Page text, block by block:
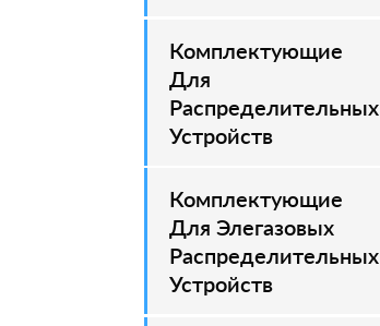
Комплектующие
Для
Распределительных
Устройств
–
Комплектующие
Для Элегазовых
Распределительных
Устройств
–